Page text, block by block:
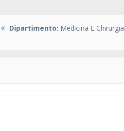
Dipartimento: Medicina E Chirurgia